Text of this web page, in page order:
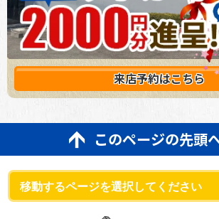
来店予約はこちら
このページの先頭